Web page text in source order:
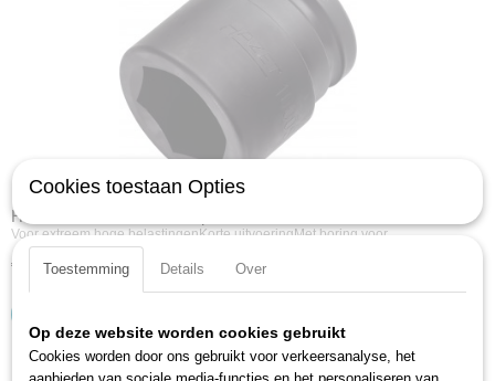
Hazet 1000S-32 KrachtDopsleutel - Zeskant - 32mm - 3/4''
Voor extreem hoge belastingenKorte uitvoeringMet boring voor…
€ 28,54
Cookies toestaan Opties
Toestemming Details Over
Op deze website worden cookies gebruikt
Cookies worden door ons gebruikt voor verkeersanalyse, het